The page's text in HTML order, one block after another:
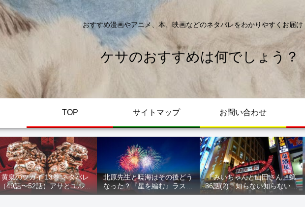
おすすめ漫画やアニメ、本、映画などのネタバレをわかりやすくお届け
ケサのおすすめは何でしょう？
TOP サイトマップ お問い合わせ
黄泉のツガイ 13巻 ネタバレ
（49話〜52話）アサとユルが
家出！西ノ村の真実とヒカル
北原先生と暁海はその後どう
なった？『星を編む』ラスト
をネタバレ解説
『みいちゃんと山田さん』第
36話(2)『知らない知らない知
らない』最新話 ネタバレ 犯